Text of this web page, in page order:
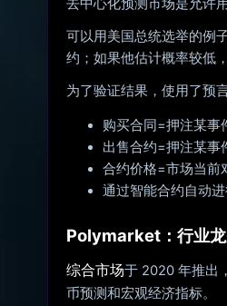
去中心化预测市场是允许
可以用美国总统选举的例
约；如果他估计概率较低
为了验证结果，使用了预
购买合同=押注某事
出售合约=押注某事
合约价格=市场当前
通过智能合约自动
Polymarket：行业
综合市场于 2020 年推出
币预测和宏观经济指标。